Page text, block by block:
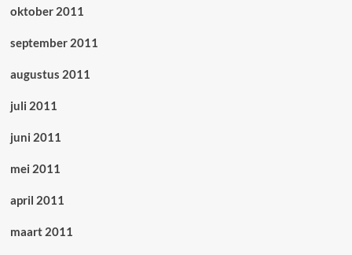
oktober 2011
september 2011
augustus 2011
juli 2011
juni 2011
mei 2011
april 2011
maart 2011